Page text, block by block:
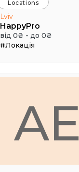
Locations
Lviv
HappyPro
від 0₴ - до 0₴
#Локація
AE